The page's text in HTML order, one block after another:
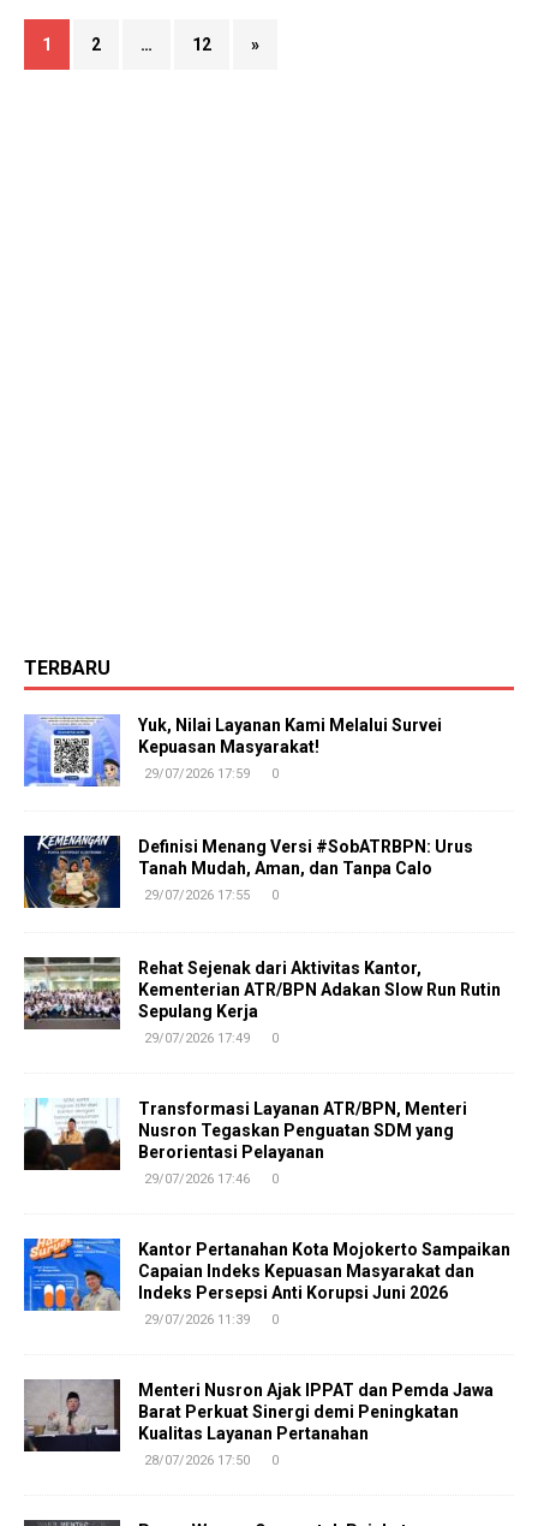
1 2 … 12 »
TERBARU
Yuk, Nilai Layanan Kami Melalui Survei
Kepuasan Masyarakat!
29/07/2026 17:59 0
Definisi Menang Versi #SobATRBPN: Urus
Tanah Mudah, Aman, dan Tanpa Calo
29/07/2026 17:55 0
Rehat Sejenak dari Aktivitas Kantor,
Kementerian ATR/BPN Adakan Slow Run Rutin
Sepulang Kerja
29/07/2026 17:49 0
Transformasi Layanan ATR/BPN, Menteri
Nusron Tegaskan Penguatan SDM yang
Berorientasi Pelayanan
29/07/2026 17:46 0
Kantor Pertanahan Kota Mojokerto Sampaikan
Capaian Indeks Kepuasan Masyarakat dan
Indeks Persepsi Anti Korupsi Juni 2026
29/07/2026 11:39 0
Menteri Nusron Ajak IPPAT dan Pemda Jawa
Barat Perkuat Sinergi demi Peningkatan
Kualitas Layanan Pertanahan
28/07/2026 17:50 0